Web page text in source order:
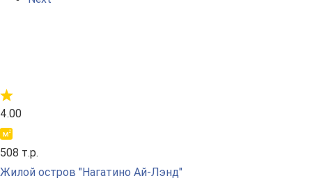
4.00
508 т.р.
Жилой остров "Нагатино Ай-Лэнд"